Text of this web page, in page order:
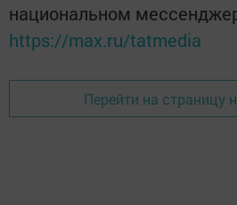
национальном
https://max.ru/tatmedia
Перейти на страницу